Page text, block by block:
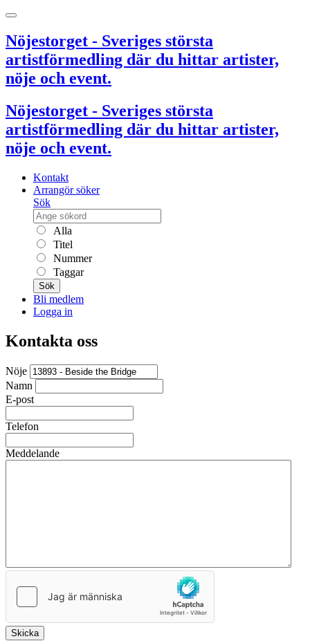
Nöjestorget - Sveriges största
artistförmedling där du hittar artister,
nöje och event.
Nöjestorget - Sveriges största
artistförmedling där du hittar artister,
nöje och event.
Kontakt
Arrangör söker
Sök
Alla
Titel
Nummer
Taggar
Sök
Bli medlem
Logga in
Kontakta oss
Nöje
Namn
E-post
Telefon
Meddelande
Skicka